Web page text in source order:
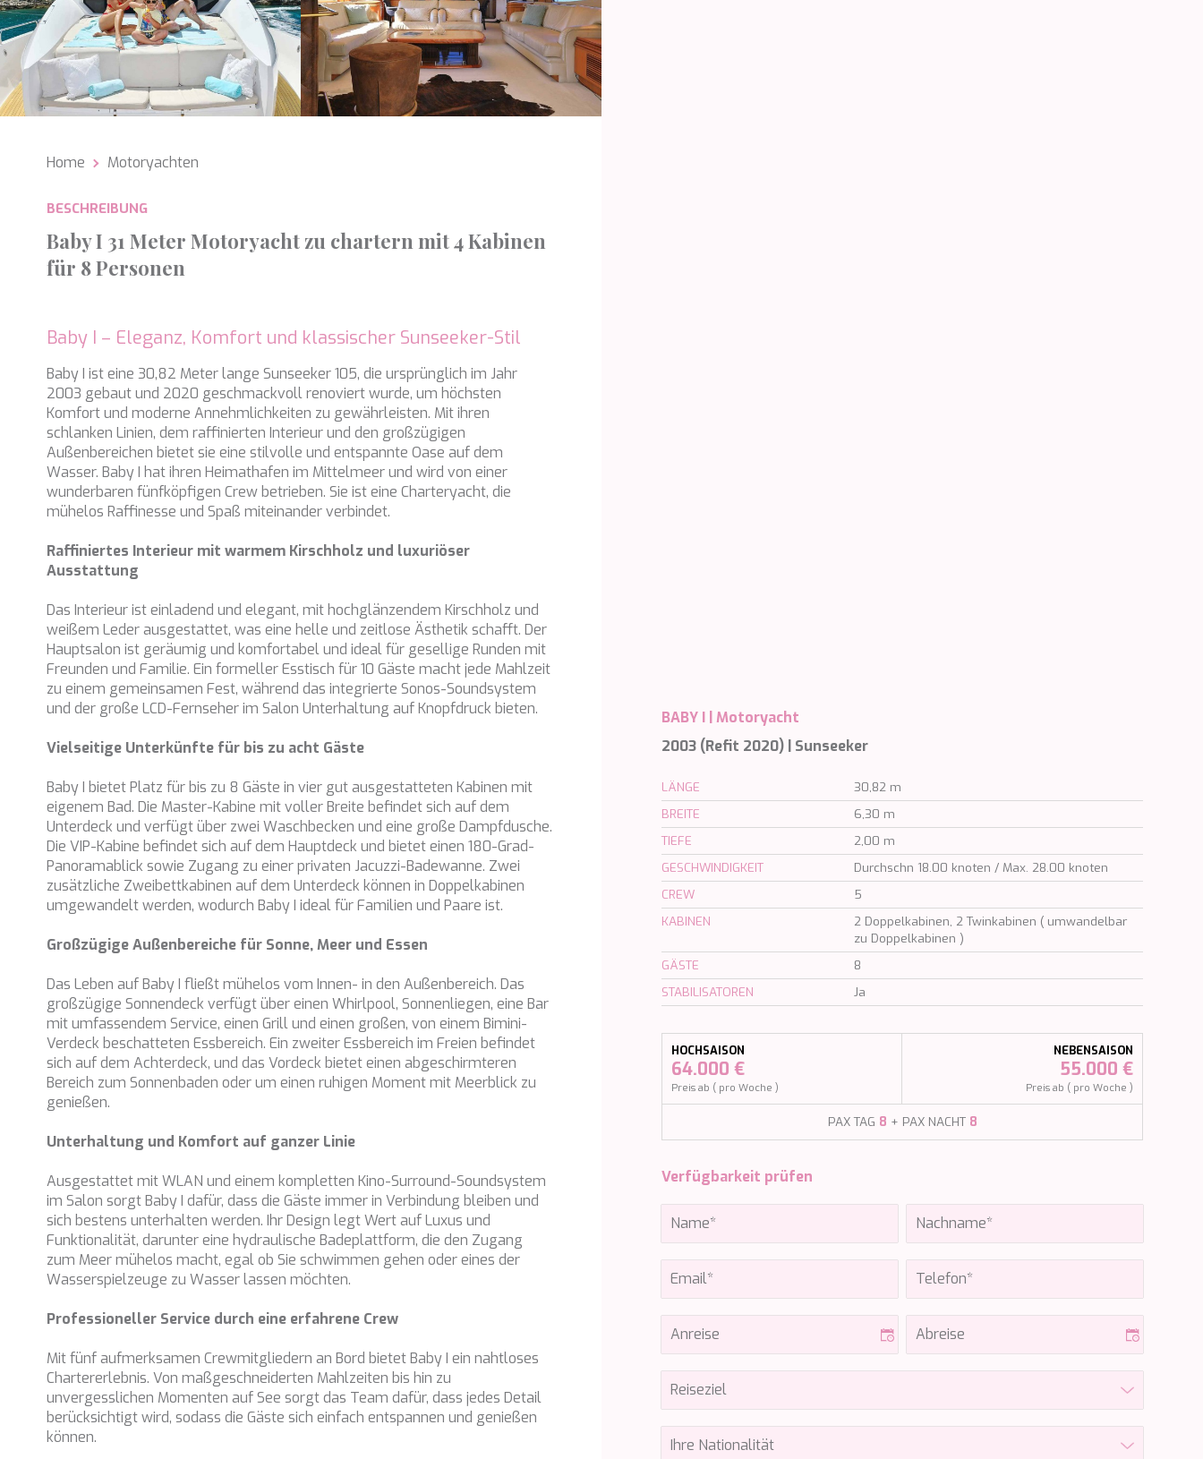
Home Motoryachten
BESCHREIBUNG
Baby I 31 Meter Motoryacht zu chartern mit 4 Kabinen
für 8 Personen
Baby I – Eleganz, Komfort und klassischer Sunseeker-Stil
Baby I ist eine 30,82 Meter lange Sunseeker 105, die ursprünglich im Jahr
2003 gebaut und 2020 geschmackvoll renoviert wurde, um höchsten
Komfort und moderne Annehmlichkeiten zu gewährleisten. Mit ihren
schlanken Linien, dem raffinierten Interieur und den großzügigen
Außenbereichen bietet sie eine stilvolle und entspannte Oase auf dem
Wasser. Baby I hat ihren Heimathafen im Mittelmeer und wird von einer
wunderbaren fünfköpfigen Crew betrieben. Sie ist eine Charteryacht, die
mühelos Raffinesse und Spaß miteinander verbindet.
Raffiniertes Interieur mit warmem Kirschholz und luxuriöser
Ausstattung
Das Interieur ist einladend und elegant, mit hochglänzendem Kirschholz und
weißem Leder ausgestattet, was eine helle und zeitlose Ästhetik schafft. Der
Hauptsalon ist geräumig und komfortabel und ideal für gesellige Runden mit
Freunden und Familie. Ein formeller Esstisch für 10 Gäste macht jede Mahlzeit
zu einem gemeinsamen Fest, während das integrierte Sonos-Soundsystem
und der große LCD-Fernseher im Salon Unterhaltung auf Knopfdruck bieten.
Vielseitige Unterkünfte für bis zu acht Gäste
Baby I bietet Platz für bis zu 8 Gäste in vier gut ausgestatteten Kabinen mit
eigenem Bad. Die Master-Kabine mit voller Breite befindet sich auf dem
Unterdeck und verfügt über zwei Waschbecken und eine große Dampfdusche.
Die VIP-Kabine befindet sich auf dem Hauptdeck und bietet einen 180-Grad-
Panoramablick sowie Zugang zu einer privaten Jacuzzi-Badewanne. Zwei
zusätzliche Zweibettkabinen auf dem Unterdeck können in Doppelkabinen
umgewandelt werden, wodurch Baby I ideal für Familien und Paare ist.
Großzügige Außenbereiche für Sonne, Meer und Essen
Das Leben auf Baby I fließt mühelos vom Innen- in den Außenbereich. Das
großzügige Sonnendeck verfügt über einen Whirlpool, Sonnenliegen, eine Bar
mit umfassendem Service, einen Grill und einen großen, von einem Bimini-
Verdeck beschatteten Essbereich. Ein zweiter Essbereich im Freien befindet
sich auf dem Achterdeck, und das Vordeck bietet einen abgeschirmteren
Bereich zum Sonnenbaden oder um einen ruhigen Moment mit Meerblick zu
genießen.
Unterhaltung und Komfort auf ganzer Linie
Ausgestattet mit WLAN und einem kompletten Kino-Surround-Soundsystem
im Salon sorgt Baby I dafür, dass die Gäste immer in Verbindung bleiben und
sich bestens unterhalten werden. Ihr Design legt Wert auf Luxus und
Funktionalität, darunter eine hydraulische Badeplattform, die den Zugang
zum Meer mühelos macht, egal ob Sie schwimmen gehen oder eines der
Wasserspielzeuge zu Wasser lassen möchten.
Professioneller Service durch eine erfahrene Crew
Mit fünf aufmerksamen Crewmitgliedern an Bord bietet Baby I ein nahtloses
Chartererlebnis. Von maßgeschneiderten Mahlzeiten bis hin zu
unvergesslichen Momenten auf See sorgt das Team dafür, dass jedes Detail
berücksichtigt wird, sodass die Gäste sich einfach entspannen und genießen
können.
BABY I |Motoryacht
2003 (Refit 2020) | Sunseeker
LÄNGE
30,82 m
BREITE
6,30 m
TIEFE
2,00 m
GESCHWINDIGKEIT
Durchschn 18.00 knoten / Max. 28.00 knoten
CREW
5
KABINEN
2 Doppelkabinen, 2 Twinkabinen ( umwandelbar
zu Doppelkabinen )
GÄSTE
8
STABILISATOREN
Ja
HOCHSAISON
64.000 €
Preis ab ( pro Woche )
NEBENSAISON
55.000 €
Preis ab ( pro Woche )
PAX TAG 8 + PAX NACHT 8
Verfügbarkeit prüfen
Technik und Funktional
Diese Website verwendet eigene Cookies, um Informationen zu sammeln, um unsere
Dienste zu verbessern. Wenn Sie weiter surfen, akzeptieren Sie deren Installation. Der
Benutzer hat die Möglichkeit, seinen Browser zu konfigurieren und auf Wunsch zu
verhindern, dass er auf seiner Festplatte installiert wird, obwohl er bedenken muss,
dass dies zu Schwierigkeiten beim Navigieren auf der Website führen kann.
erstellen, um basierend auf der Analyse der Nutzungsdaten der Benutzer des Dienstes
Verbesserungen einzuführen. Sie ermöglichen es uns, die Präferenzinformationen des
persönlichen Entscheidungen des Benutzers durch die kontinuierliche Beobachtung
seiner Surfgewohnheiten zu speichern. Dank ihnen können wir die Surfgewohnheiten
auf der Website kennen und Werbung in Bezug auf das Surfprofil des Benutzers
anzeigen.
Konfiguration speichern